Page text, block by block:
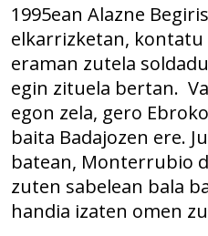
1995ean Alazne
elkarrizketan,
eraman zutela
egin zituela bertan.
egon zela, gero
baita Badajozen ere.
batean, Monterrubio
zuten sabelean bala
handia izaten omen